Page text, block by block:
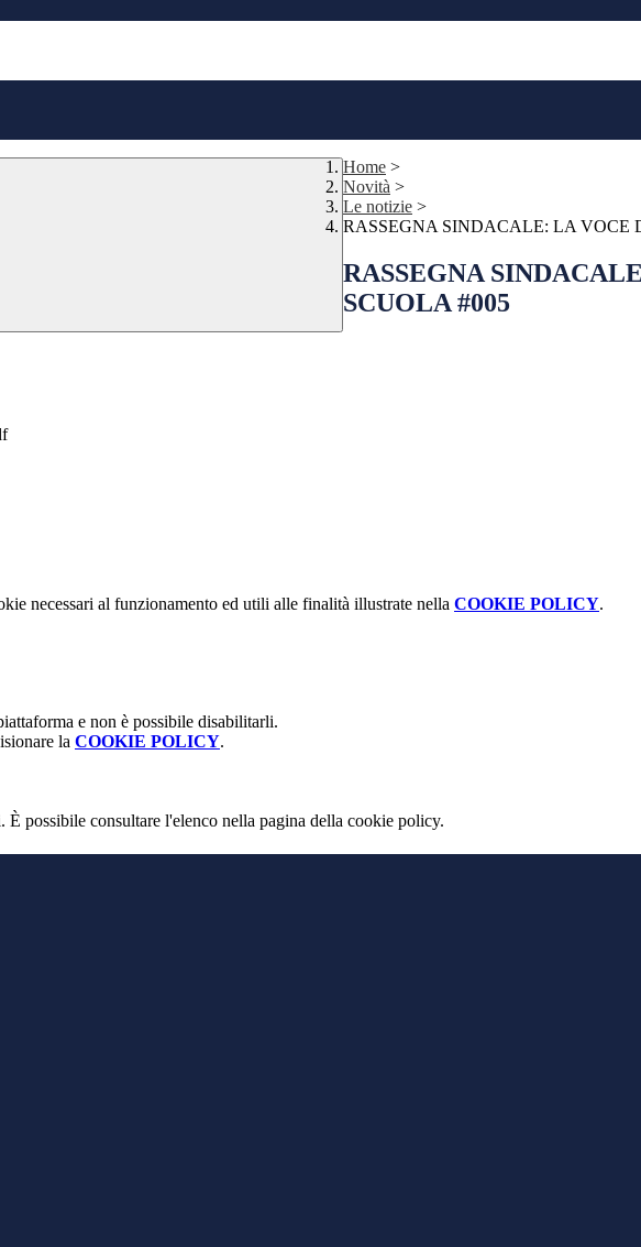
Home >
Novità >
Le notizie >
RASSEGNA SINDACALE: LA VOCE
RASSEGNA
SCUOLA #005
necessari al funzionamento ed utili alle finalità illustrate nella COOKIE POLICY.
e non è possibile disabilitarli.
la COOKIE POLICY.
possibile consultare l'elenco nella pagina della cookie policy.